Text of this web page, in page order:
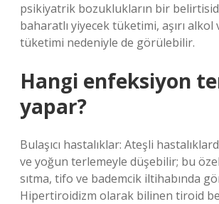
psikiyatrik bozuklukların bir
baharatlı yiyecek tüketimi, aşırı alkol
tüketimi nedeniyle de görülebilir.
Hangi enfeksiyon
yapar?
Bulaşıcı hastalıklar: Ateşli
ve yoğun terlemeyle düşebilir; bu
sıtma, tifo ve bademcik iltihabında
Hipertiroidizm olarak bilinen tiroid